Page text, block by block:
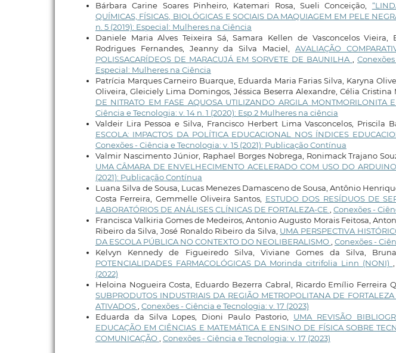
Bárbara Carine Soares Pinheiro, Katemari Rosa, Sueli Conceição,
QUÍMICAS, FÍSICAS, BIOLÓGICAS E SOCIAIS DA MAQUIAGEM EM PELE
n. 5 (2019): Especial: Mulheres na Ciência
Daniele Maria Alves Teixeira Sá, Samara Kellen de Vasconcelos Vieira,
Rodrigues Fernandes, Jeanny da Silva Maciel, AVALIAÇÃO
POLISSACARÍDEOS DE MARACUJÁ EM SORVETE DE BAUNILHA
,
Especial: Mulheres na Ciência
Patrícia Marques Carneiro Buarque, Eduarda Maria Farias Silva, Karyna
Oliveira, Gleiciely Lima Domingos, Jéssica Beserra Alexandre, Célia Cristina
DE NITRATO EM FASE AQUOSA UTILIZANDO ARGILA MONTMORILONITA
Ciência e Tecnologia: v. 14 n. 1 (2020): Esp.2 Mulheres na ciência
Valdeir Lira Pessoa e Silva, Francisco Herbert Lima Vasconcelos, Priscila
ESCOLA: IMPACTOS DA POLÍTICA EDUCACIONAL NOS ÍNDICES
Conexões - Ciência e Tecnologia: v. 15 (2021): Publicação Contínua
Valmir Nascimento Júnior, Raphael Borges Nobrega, Ronimack Trajano
UMA CÂMARA DE ENVELHECIMENTO ACELERADO COM USO DO ARDUINO
(2021): Publicação Contínua
Luana Silva de Sousa, Lucas Menezes Damasceno de Sousa, Antônio
Costa Ferreira, Gemmelle Oliveira Santos, ESTUDO DOS RESÍDUOS DE
LABORATÓRIOS DE ANÁLISES CLÍNICAS DE FORTALEZA-CE
Conexões -
Francisca Valkiria Gomes de Medeiros, Antonio Augusto Morais Feitosa,
Ribeiro da Silva, José Ronaldo Ribeiro da Silva, UMA PERSPECTIVA
DA ESCOLA PÚBLICA NO CONTEXTO DO NEOLIBERALISMO Conexões -
Kelvyn Kennedy de Figueiredo Silva, Viviane Gomes da Silva,
POTENCIALIDADES FARMACOLÓGICAS DA Morinda citrifolia Linn (NONI)
(2022)
Heloina Nogueira Costa, Eduardo Bezerra Cabral, Ricardo Emílio Ferreira
SUBPRODUTOS INDUSTRIAIS DA REGIÃO METROPOLITANA DE
ATIVADOS Conexões - Ciência e Tecnologia: v. 17 (2023)
Eduarda da Silva Lopes, Dioni Paulo Pastorio, UMA REVISÃO
EDUCAÇÃO EM CIÊNCIAS E MATEMÁTICA E ENSINO DE FÍSICA SOBRE
COMUNICAÇÃO Conexões - Ciência e Tecnologia: v. 17 (2023)